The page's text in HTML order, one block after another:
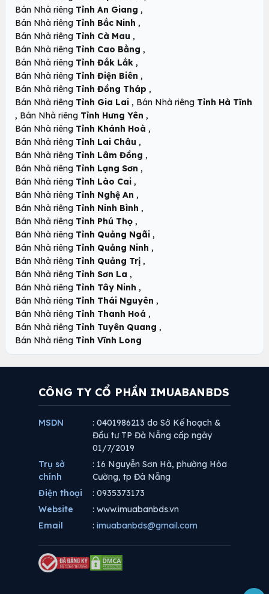
Bán Nhà riêng Tỉnh An Giang ,
Bán Nhà riêng Tỉnh Bắc Ninh ,
Bán Nhà riêng Tỉnh Cà Mau ,
Bán Nhà riêng Tỉnh Cao Bằng ,
Bán Nhà riêng Tỉnh Đắk Lắk ,
Bán Nhà riêng Tỉnh Điện Biên ,
Bán Nhà riêng Tỉnh Đồng Tháp ,
Bán Nhà riêng Tỉnh Gia Lai , Bán Nhà riêng Tỉnh Hà Tĩnh
, Bán Nhà riêng Tỉnh Hưng Yên ,
Bán Nhà riêng Tỉnh Khánh Hoà ,
Bán Nhà riêng Tỉnh Lai Châu ,
Bán Nhà riêng Tỉnh Lâm Đồng ,
Bán Nhà riêng Tỉnh Lạng Sơn ,
Bán Nhà riêng Tỉnh Lào Cai ,
Bán Nhà riêng Tỉnh Nghệ An ,
Bán Nhà riêng Tỉnh Ninh Bình ,
Bán Nhà riêng Tỉnh Phú Thọ ,
Bán Nhà riêng Tỉnh Quảng Ngãi ,
Bán Nhà riêng Tỉnh Quảng Ninh ,
Bán Nhà riêng Tỉnh Quảng Trị ,
Bán Nhà riêng Tỉnh Sơn La ,
Bán Nhà riêng Tỉnh Tây Ninh ,
Bán Nhà riêng Tỉnh Thái Nguyên ,
Bán Nhà riêng Tỉnh Thanh Hoá ,
Bán Nhà riêng Tỉnh Tuyên Quang ,
Bán Nhà riêng Tỉnh Vĩnh Long
CÔNG TY CỔ PHẦN IMUABANBDS
MSDN
: 0401986213 do Sở Kế hoạch &
Đầu tư TP Đà Nẵng cấp ngày
01/7/2019
Trụ sở
chính
: 16 Nguyễn Sơn Hà, phường Hòa
Cường, tp Đà Nẵng
Điện thoại
: 0935373173
Website
: www.imuabanbds.vn
Email
: imuabanbds@gmail.com